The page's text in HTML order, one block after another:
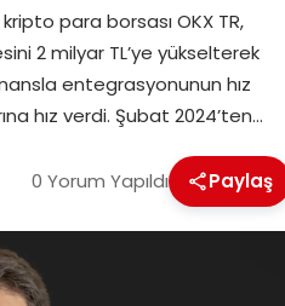
para borsası OKX TR,
2 milyar TL’ye yükselterek
entegrasyonunun hız
hız verdi. Şubat 2024’ten…
0 Yorum Yapıldı Paylaş